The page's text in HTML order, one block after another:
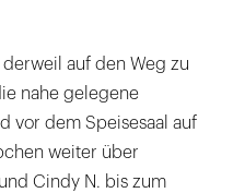
auf den Weg zu
nahe gelegene
vor dem Speisesaal auf
weiter über
Cindy N. bis zum